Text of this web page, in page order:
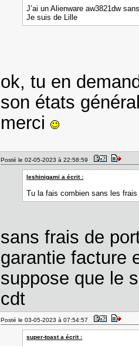
J’ai un Alienware aw3821dw
Je suis de Lille
ok, tu en
son états
merci
Posté le 02-05-2023 à 22:58:59
leshinigami a écrit :
Tu la fais combien sans les
sans frais de
garantie facture
suppose que le
cdt
Posté le 03-05-2023 à 07:54:57
super-toast a écrit :